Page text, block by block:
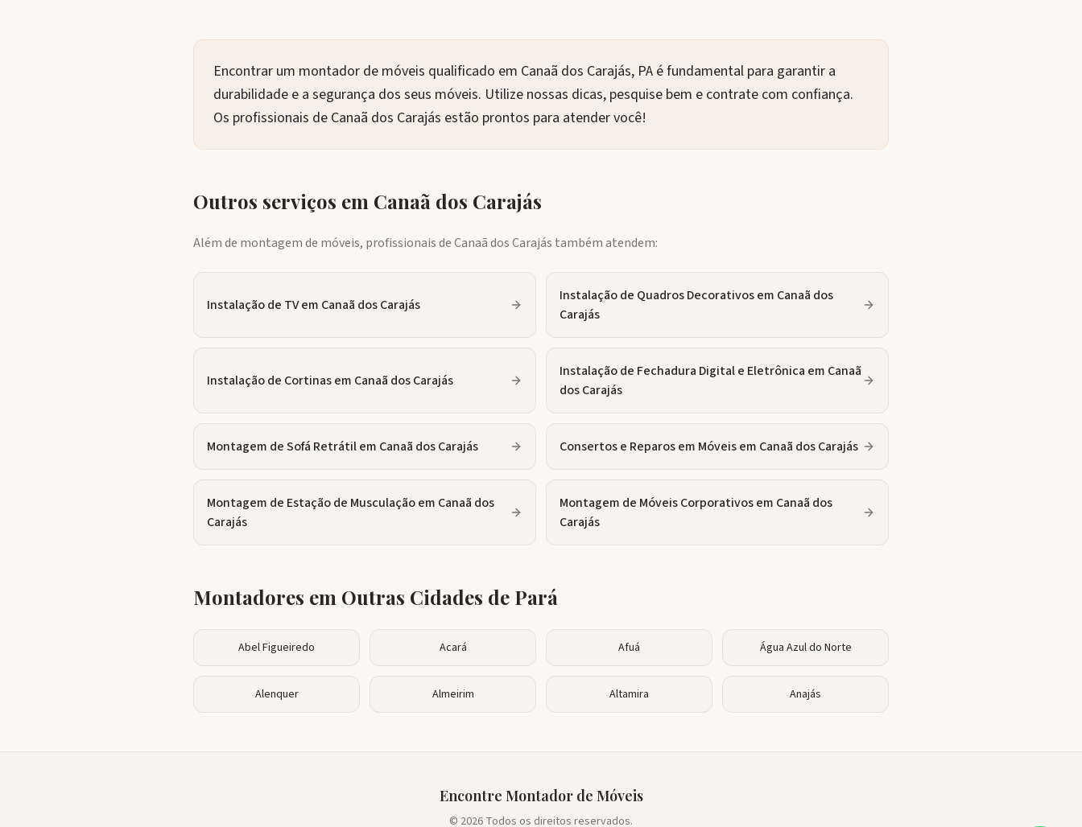
Encontrar um montador de móveis qualificado em Canaã dos Carajás, PA é fundamental para garantir a
durabilidade e a segurança dos seus móveis. Utilize nossas dicas, pesquise bem e contrate com confiança.
Os profissionais de Canaã dos Carajás estão prontos para atender você!
Outros serviços em Canaã dos Carajás
Além de montagem de móveis, profissionais deCanaã dos Carajás também atendem:
Instalação de TVem Canaã dos Carajás
Instalação de Quadros Decorativosem Canaã dos
Carajás
Instalação de Cortinasem Canaã dos Carajás
Instalação de Fechadura Digital e Eletrônica em Canaã
dos Carajás
Montagem de Sofá Retrátilem Canaã dos Carajás Consertos e Reparos em Móveisem Canaã dos Carajás
Montagem de Estação de Musculaçãoem Canaã dos
Carajás
Montagem de Móveis Corporativosem Canaã dos
Carajás
Montadores em Outras Cidades de Pará
Abel Figueiredo Acará Afuá Água Azul do Norte
Alenquer Almeirim Altamira Anajás
Encontre Montador de Móveis
© 2026 Todos os direitos reservados.